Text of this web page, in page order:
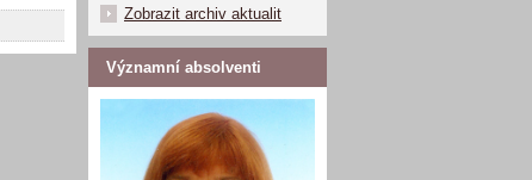
Zobrazit archiv aktualit
Významní absolventi